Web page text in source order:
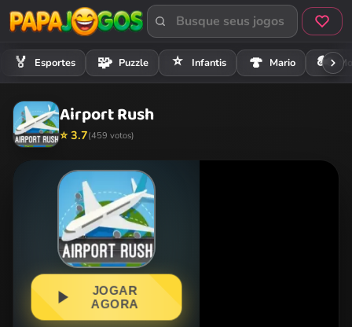
🏅 Esportes 🧩 Puzzle ⭐ Infantis 🍄 Mario 🏍️
Airport Rush
⭐ 3.7(459 votos)
JOGAR
AGORA